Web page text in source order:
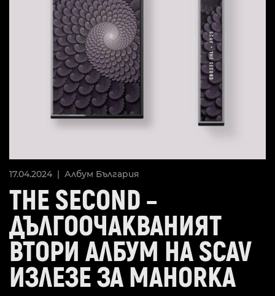
17.04.2024 | Албум България
THE SECOND –
ДЪЛГООЧАКВАНИЯТ
ВТОРИ АЛБУМ НА SCAV
ИЗЛЕЗЕ ЗА MAHORKA